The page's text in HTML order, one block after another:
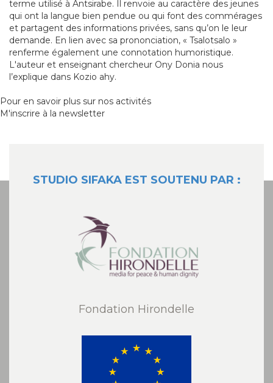
terme utilisé à Antsirabe. Il renvoie au caractère des jeunes
qui ont la langue bien pendue ou qui font des commérages
et partagent des informations privées, sans qu’on le leur
demande. En lien avec sa prononciation, « Tsalotsalo »
renferme également une connotation humoristique.
L'auteur et enseignant chercheur Ony Donia nous
l’explique dans Kozio ahy.
Pour en savoir plus sur nos activités
M'inscrire à la newsletter
STUDIO SIFAKA EST SOUTENU PAR :
Fondation Hirondelle